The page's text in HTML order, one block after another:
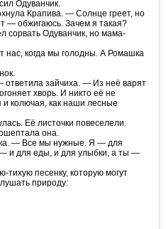
Одуванчик.
Крапива. — Солнце греет, но
— обжигаюсь. Зачем я такая?
сорвать Одуванчик, но мама-
нас, когда мы голодны. А Ромашка
зайчиха. — Из неё варят
хворь. И никто её не
колючая, как наши лесные
Её листочки повеселели.
она.
— Все мы нужные. Я — для
и для еды, и для улыбки, а ты —
тихую песенку, которую могут
природу: